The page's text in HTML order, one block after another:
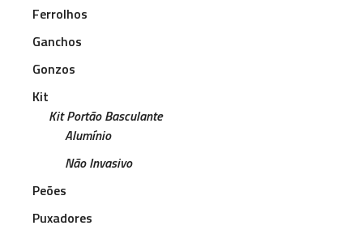
Ferrolhos
Ganchos
Gonzos
Kit
Kit Portão Basculante
Alumínio
Não Invasivo
Peões
Puxadores